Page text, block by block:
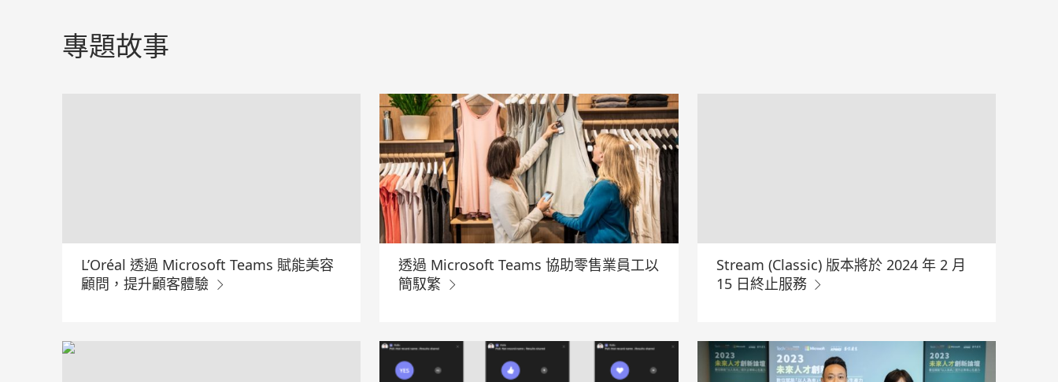
專題故事
L’Oréal 透過 Microsoft Teams 賦能美容
顧問，提升顧客體驗
透過 Microsoft Teams 協助零售業員工以
簡馭繁
Stream (Classic) 版本將於 2024 年 2 月
15 日終止服務